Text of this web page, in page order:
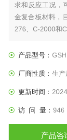
求和反应工况，
金复合板材料，
276、C-2000和
产品型号： GSH
厂商性质： 生产
更新时间：
访 问 量： 946
产品咨